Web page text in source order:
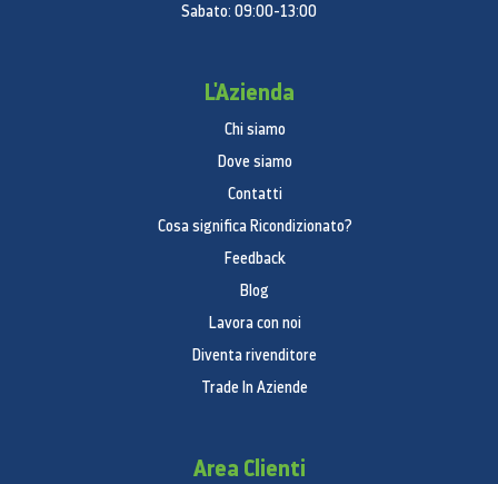
Sabato: 09:00-13:00
L'Azienda
Chi siamo
Dove siamo
Contatti
Cosa significa Ricondizionato?
Feedback
Blog
Lavora con noi
Diventa rivenditore
Trade In Aziende
Area Clienti